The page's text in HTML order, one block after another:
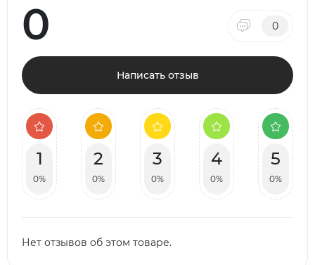
0 0
Написать отзыв
1
0%
2
0%
3
0%
4
0%
5
0%
Нет отзывов об этом товаре.